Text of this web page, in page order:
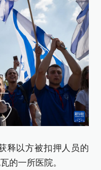
释以方被扣押人员的
的一所医院。